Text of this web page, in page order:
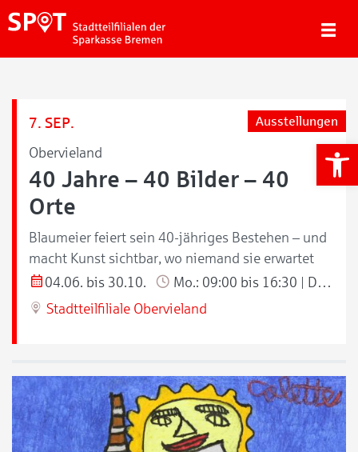
7. SEP.
Obervieland
Ausstellungen
40 Jahre – 40 Bilder – 40
Orte
Blaumeier feiert sein 40-jähriges Bestehen – und
macht Kunst sichtbar, wo niemand sie erwartet
04.06. bis 30.10.
Mo.: 09:00 bis 16:30 | Di./Do.: 09:00 bis 18:00 | Mi./Fr.: 09:00 bis 13:00 Uhr
Stadtteilfiliale Obervieland